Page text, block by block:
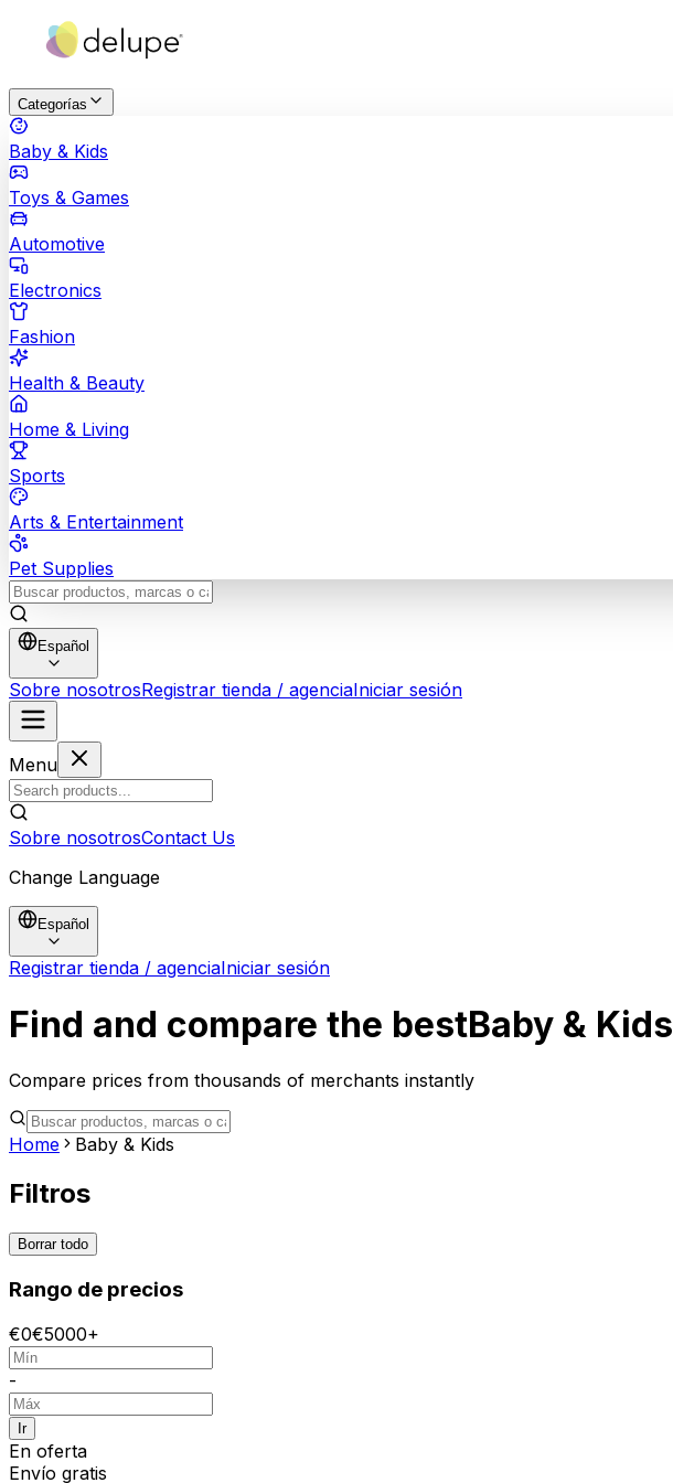
Categorías
Baby & Kids
Toys & Games
Automotive
Electronics
Fashion
Health & Beauty
Home & Living
Sports
Arts & Entertainment
Pet Supplies
Español
Sobre nosotrosRegistrar tienda / agenciaIniciar sesión
Menu
Sobre nosotrosContact Us
Change Language
Español
Registrar tienda / agenciaIniciar sesión
Find and compare the bestBaby & Kids
Compare prices from thousands of merchants instantly
Home Baby & Kids
Filtros
Borrar todo
Rango de precios
€0€5000+
-
Ir
En oferta
Envío gratis